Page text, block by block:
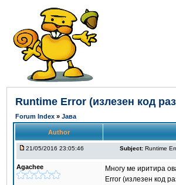
Runtime Error (излезен код
Forum Index » Јава
Author
21/05/2016 23:05:46 Subject: Runtime
Agachee
Многу ме иритира
Error (излезен код